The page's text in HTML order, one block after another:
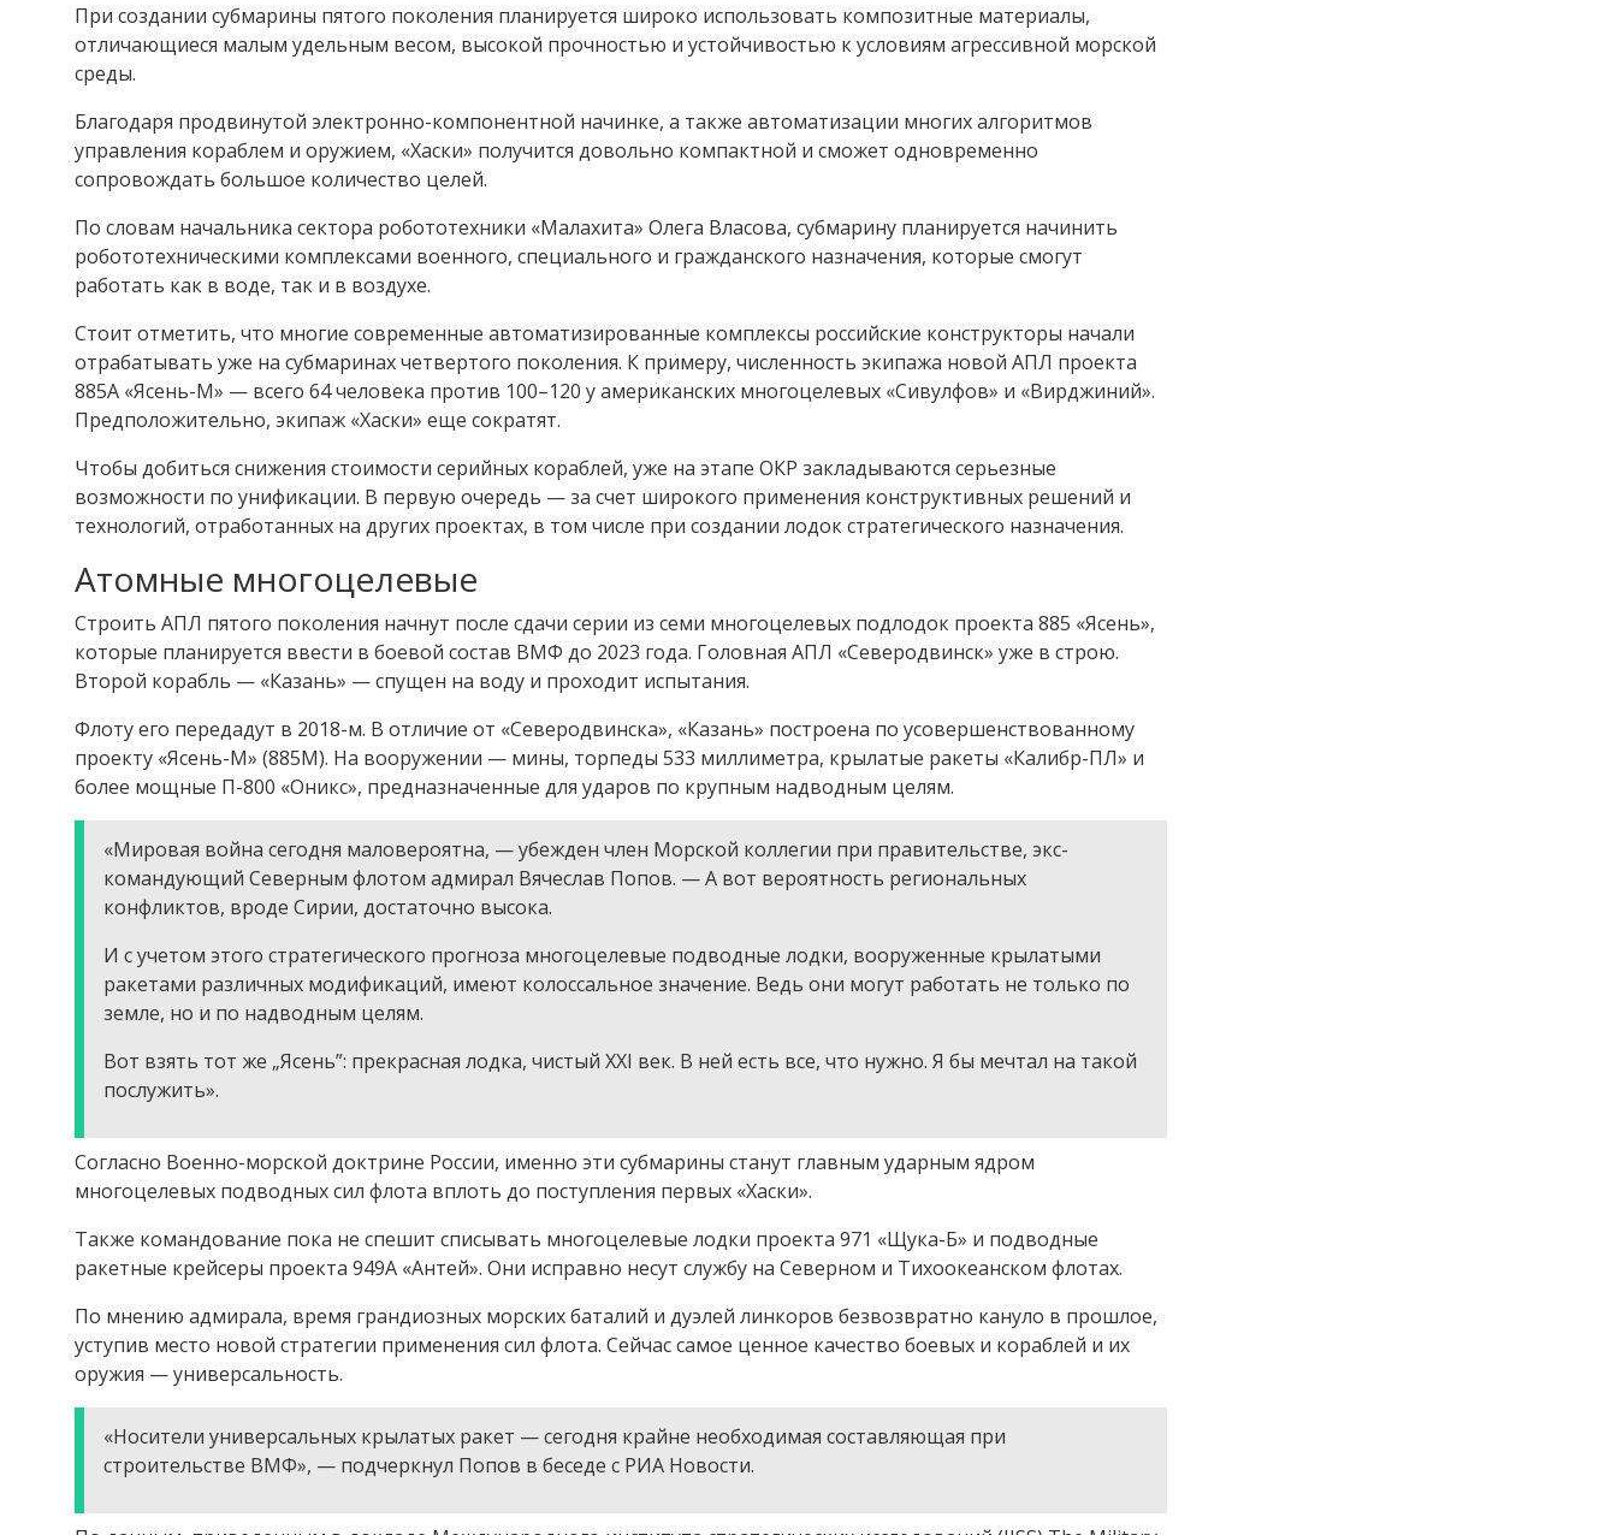
При создании субмарины пятого поколения планируется широко использовать композитные материалы,
отличающиеся малым удельным весом, высокой прочностью и устойчивостью к условиям агрессивной морской
среды.
Благодаря продвинутой электронно-компонентной начинке, а также автоматизации многих алгоритмов
управления кораблем и оружием, «Хаски» получится довольно компактной и сможет одновременно
сопровождать большое количество целей.
По словам начальника сектора робототехники «Малахита» Олега Власова, субмарину планируется начинить
робототехническими комплексами военного, специального и гражданского назначения, которые смогут
работать как в воде, так и в воздухе.
Стоит отметить, что многие современные автоматизированные комплексы российские конструкторы начали
отрабатывать уже на субмаринах четвертого поколения. К примеру, численность экипажа новой АПЛ проекта
885А «Ясень-М» — всего 64 человека против 100–120 у американских многоцелевых «Сивулфов» и «Вирджиний».
Предположительно, экипаж «Хаски» еще сократят.
Чтобы добиться снижения стоимости серийных кораблей, уже на этапе ОКР закладываются серьезные
возможности по унификации. В первую очередь — за счет широкого применения конструктивных решений и
технологий, отработанных на других проектах, в том числе при создании лодок стратегического назначения.
Атомные многоцелевые
Строить АПЛ пятого поколения начнут после сдачи серии из семи многоцелевых подлодок проекта 885 «Ясень»,
которые планируется ввести в боевой состав ВМФ до 2023 года. Головная АПЛ «Северодвинск» уже в строю.
Второй корабль — «Казань» — спущен на воду и проходит испытания.
Флоту его передадут в 2018-м. В отличие от «Северодвинска», «Казань» построена по усовершенствованному
проекту «Ясень-М» (885М). На вооружении — мины, торпеды 533 миллиметра, крылатые ракеты «Калибр-ПЛ» и
более мощные П-800 «Оникс», предназначенные для ударов по крупным надводным целям.
«Мировая война сегодня маловероятна, — убежден член Морской коллегии при правительстве, экс-
командующий Северным флотом адмирал Вячеслав Попов. — А вот вероятность региональных
конфликтов, вроде Сирии, достаточно высока.
И с учетом этого стратегического прогноза многоцелевые подводные лодки, вооруженные крылатыми
ракетами различных модификаций, имеют колоссальное значение. Ведь они могут работать не только по
земле, но и по надводным целям.
Вот взять тот же „Ясень”: прекрасная лодка, чистый XXI век. В ней есть все, что нужно. Я бы мечтал на такой
послужить».
Согласно Военно-морской доктрине России, именно эти субмарины станут главным ударным ядром
многоцелевых подводных сил флота вплоть до поступления первых «Хаски».
Также командование пока не спешит списывать многоцелевые лодки проекта 971 «Щука-Б» и подводные
ракетные крейсеры проекта 949А «Антей». Они исправно несут службу на Северном и Тихоокеанском флотах.
По мнению адмирала, время грандиозных морских баталий и дуэлей линкоров безвозвратно кануло в прошлое,
уступив место новой стратегии применения сил флота. Сейчас самое ценное качество боевых и кораблей и их
оружия — универсальность.
«Носители универсальных крылатых ракет — сегодня крайне необходимая составляющая при
строительстве ВМФ», — подчеркнул Попов в беседе с РИА Новости.